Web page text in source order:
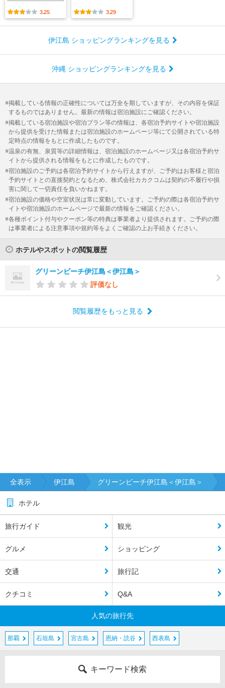
3.25 3.29
伊江島 ショッピングランキングを見る
沖縄 ショッピングランキングを見る
掲載している情報の正確性については万全を期していますが、その内容を保証
するものではありません。最新の情報は宿泊施設にご確認ください。
掲載している宿泊施設や宿泊プラン等の情報は、各宿泊予約サイトや宿泊施設
から提供を受けた情報または宿泊施設のホームページ等にて公開されている特
定時点の情報をもとに作成したものです。
温泉の有無、泉質等の詳細情報は、宿泊施設のホームページ又は各宿泊予約サ
イトから提供される情報をもとに作成したものです。
宿泊施設のご予約は各宿泊予約サイトから行えますが、ご予約はお客様と宿泊
予約サイトとの直接契約となるため、株式会社カカクコムは契約の不履行や損
害に関して一切責任を負いかねます。
宿泊施設の価格や空室状況は常に変動しています。ご予約の際は各宿泊予約サ
イトや宿泊施設のホームページで最新の情報をご確認ください。
各種ポイント付与やクーポン等の特典は事業者より提供されます。ご予約の際
は事業者による注意事項や規約等をよくご確認の上お手続きください。
ホテルやスポットの閲覧履歴
グリーンビーチ伊江島＜伊江島＞
評価なし
閲覧履歴をもっと見る
全表示 伊江島 グリーンビーチ伊江島＜伊江島＞
ホテル
旅行ガイド 観光
グルメ ショッピング
交通 旅行記
クチコミ Q&A
人気の旅行先
那覇 石垣島 宮古島 恩納・読谷 西表島
キーワード検索